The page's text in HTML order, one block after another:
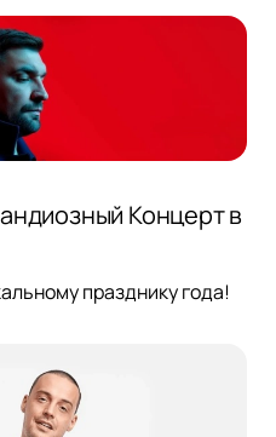
Концерт в
празднику года!